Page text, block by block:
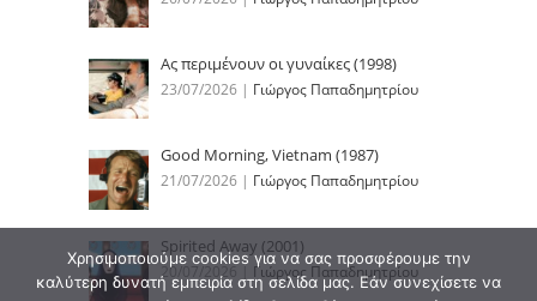
Ας περιμένουν οι γυναίκες (1998)
23/07/2026 | Γιώργος Παπαδημητρίου
Good Morning, Vietnam (1987)
21/07/2026 | Γιώργος Παπαδημητρίου
Spirited Away (2001)
20/07/2026 | Γιώργος Παπαδημητρίου
Χρησιμοποιούμε cookies για να σας προσφέρουμε την
καλύτερη δυνατή εμπειρία στη σελίδα μας. Εάν συνεχίσετε να